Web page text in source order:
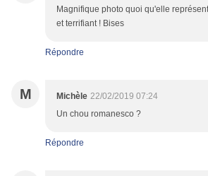
Magnifique photo quoi qu'elle
et terrifiant ! Bises
Répondre
M Michèle 22/02/2019 07:24
Un chou romanesco ?
Répondre